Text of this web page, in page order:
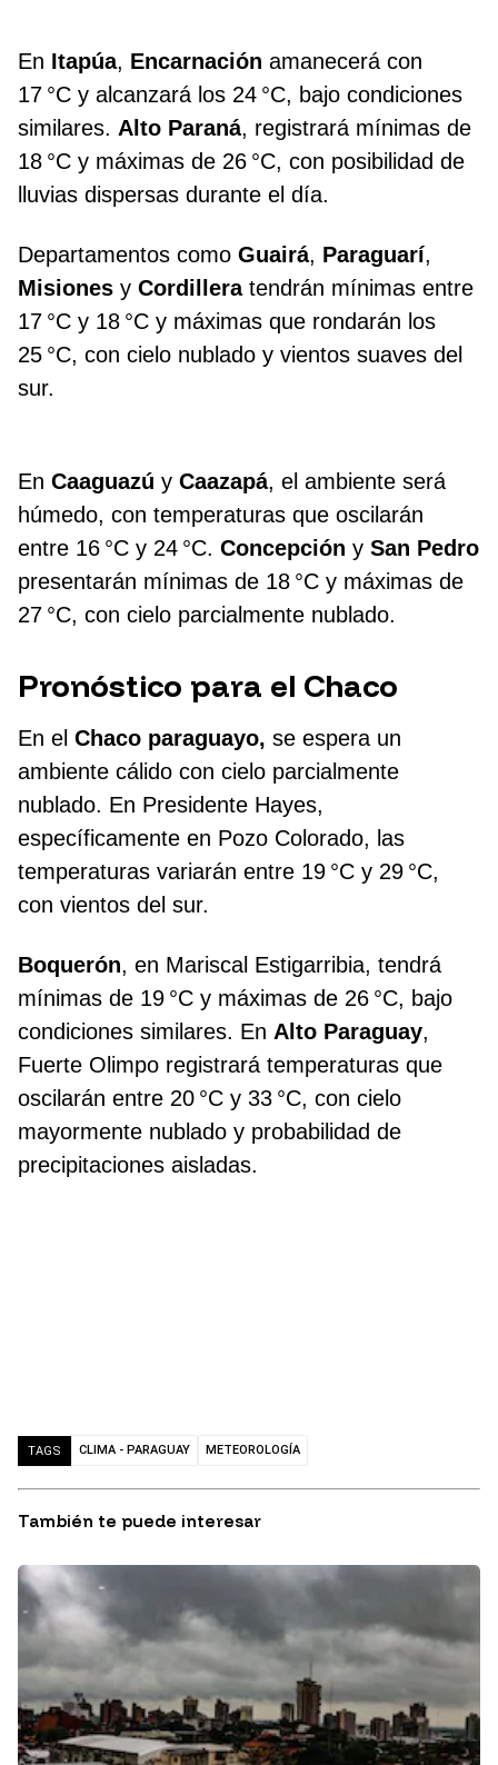
En Itapúa, Encarnación amanecerá con
17 °C y alcanzará los 24 °C, bajo condiciones
similares. Alto Paraná, registrará mínimas de
18 °C y máximas de 26 °C, con posibilidad de
lluvias dispersas durante el día.
Departamentos como Guairá, Paraguarí,
Misiones y Cordilleratendrán mínimas entre
17 °C y 18 °C y máximas que rondarán los
25 °C, con cielo nublado y vientos suaves del
sur.
En Caaguazú y Caazapá, el ambiente será
húmedo, con temperaturas que oscilarán
entre 16 °C y 24 °C. Concepción y San Pedro
presentarán mínimas de 18 °C y máximas de
27 °C, con cielo parcialmente nublado.
Pronóstico para el Chaco
En el Chaco paraguayo, se espera un
ambiente cálido con cielo parcialmente
nublado. En Presidente Hayes,
específicamente en Pozo Colorado, las
temperaturas variarán entre 19 °C y 29 °C,
con vientos del sur.
Boquerón, en Mariscal Estigarribia, tendrá
mínimas de 19 °C y máximas de 26 °C, bajo
condiciones similares. En Alto Paraguay,
Fuerte Olimpo registrará temperaturas que
oscilarán entre 20 °C y 33 °C, con cielo
mayormente nublado y probabilidad de
precipitaciones aisladas.
TAGS CLIMA - PARAGUAY METEOROLOGÍA
También te puede interesar